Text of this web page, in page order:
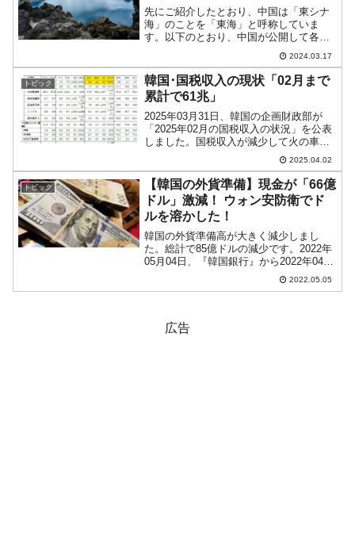
先にご紹介したとおり、中国は「東シナ
海」のことを「東海」と呼称していま
す。以下のとおり、中国が公開して各国
から非難を浴びている「標準地図」でも
そうなっています。⇒参照・引用元：
『中国 天然資源省』公式サイト「中国地
図」中国の東にあるから、中...
2024.03.17
トピック
韓国･国税収入の現状「02月まで
累計で61兆」
2025年03月31日、韓国の企画財政部が
「2025年02月の国税収入の状況」を公表
しました。国税収入が減少して火の車状
態に陥っている韓国政府ですが、2025年
の状況はどのようになっているでしょう
か。以下をご覧ください。『2025年02月
...
2025.04.02
トピック
【韓国の外貨準備】現金が「66億
ドル」激減！ ウォン安防衛でド
ルを溶かした！
韓国の外貨準備高が大きく減少しまし
た。総計で85億ドルの減少です。2022年
05月04日、『韓国銀行』から2022年04月
末時点での外貨準備高が公表されまし
た。以下をご覧ください。2022年04月外
2022.05.05
広告